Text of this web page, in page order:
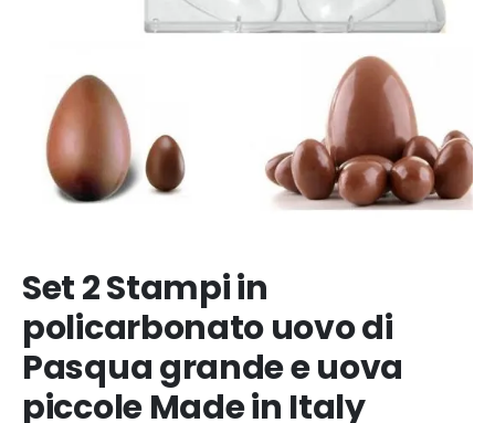
Set 2 Stampi in
policarbonato uovo di
Pasqua grande e uova
piccole Made in Italy